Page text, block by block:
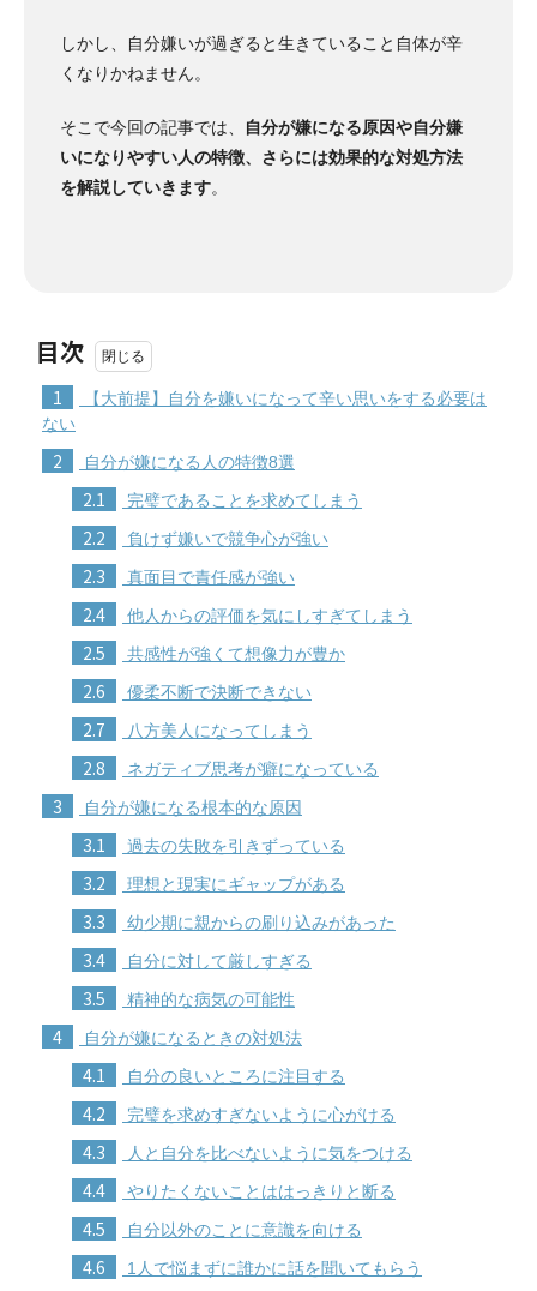
しかし、自分嫌いが過ぎると生きていること自体が辛
くなりかねません。
そこで今回の記事では、
自分が嫌になる原因や自分嫌
いになりやすい人の特徴、さらには効果的な対処方法
を解説していきます。
目次
1
【大前提】自分を嫌いになって辛い思いをする必要は
ない
2 自分が嫌になる人の特徴8選
2.1 完璧であることを求めてしまう
2.2 負けず嫌いで競争心が強い
2.3 真面目で責任感が強い
2.4 他人からの評価を気にしすぎてしまう
2.5 共感性が強くて想像力が豊か
2.6 優柔不断で決断できない
2.7 八方美人になってしまう
2.8 ネガティブ思考が癖になっている
3 自分が嫌になる根本的な原因
3.1 過去の失敗を引きずっている
3.2 理想と現実にギャップがある
3.3 幼少期に親からの刷り込みがあった
3.4 自分に対して厳しすぎる
3.5 精神的な病気の可能性
4 自分が嫌になるときの対処法
4.1 自分の良いところに注目する
4.2 完璧を求めすぎないように心がける
4.3 人と自分を比べないように気をつける
4.4 やりたくないことははっきりと断る
4.5 自分以外のことに意識を向ける
4.6 1人で悩まずに誰かに話を聞いてもらう